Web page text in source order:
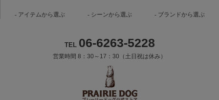
アイテムから選ぶ シーンから選ぶ ブランドから選ぶ
TEL 06-6263-5228
営業時間 8：30～17：30（土日祝は休み）